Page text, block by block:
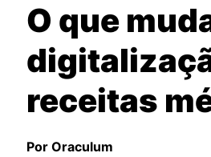
O que
receitas
Por Oraculum